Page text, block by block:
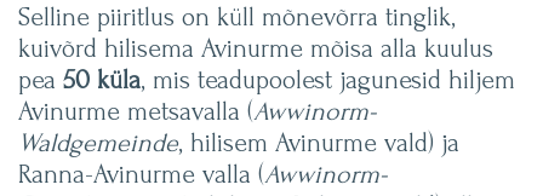
Selline piiritlus on küll mõnevõrra tinglik,
kuivõrd hilisema Avinurme mõisa alla kuulus
pea 50 küla, mis teadupoolest jagunesid hiljem
Avinurme metsavalla (Awwinorm-
Waldgemeinde, hilisem Avinurme vald) ja
Ranna-Avinurme valla (Awwinorm-